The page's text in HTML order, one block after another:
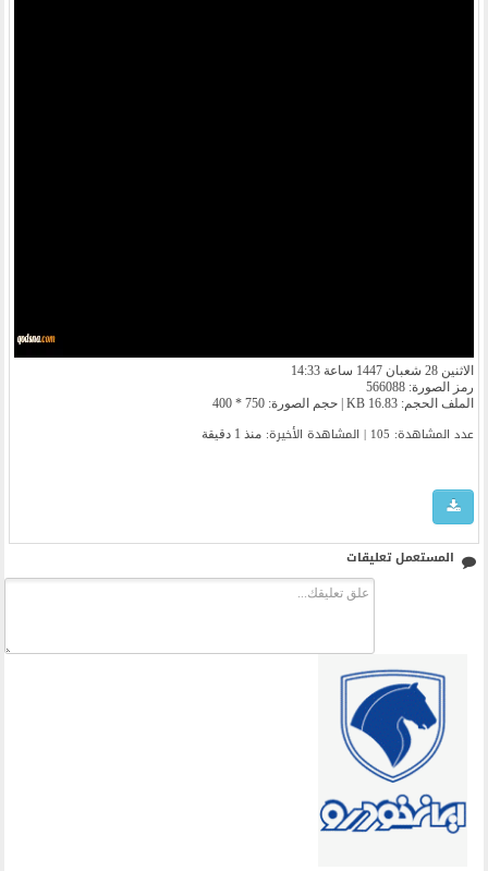
الاثنين 28 شعبان 1447 ساعة 14:33
رمز الصورة: 566088
الملف الحجم: 16.83 KB | حجم الصورة: 750 * 400
عدد المشاهدة: 105 | المشاهدة الأخیرة: منذ 1 دقيقة
المستعمل تعليقات